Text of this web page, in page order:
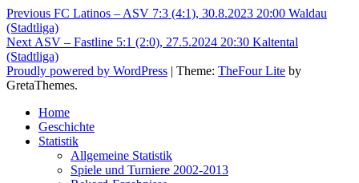
Beitragsnavigation
Previous Previous
post:
FC Latinos – ASV 7:3 (4:1), 30.8.2023 20:00 Waldau
(Stadtliga)
Next Next
post:
ASV – Fastline 5:1 (2:0), 27.5.2024 20:30 Kaltental
(Stadtliga)
Proudly powered by WordPress | Theme: TheFour Lite by
GretaThemes.
Home
Geschichte
Statistik
Allgemeine Statistik
Spiele und Turniere 2002-2013